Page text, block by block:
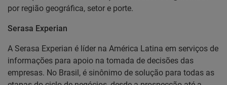
por região geográfica, setor e porte.
Serasa Experian
A Serasa Experian é líder na América Latina em serviços de
informações para apoio na tomada de decisões das
empresas. No Brasil, é sinônimo de solução para todas as